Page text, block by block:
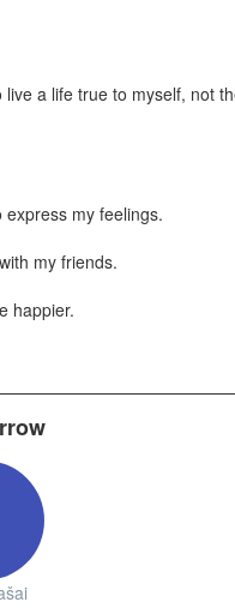
live a life true to myself, not
express my feelings.
my friends.
happier.